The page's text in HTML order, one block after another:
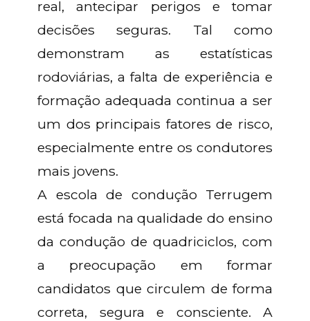
real, antecipar perigos e tomar
decisões seguras. Tal como
demonstram as estatísticas
rodoviárias, a falta de experiência e
formação adequada continua a ser
um dos principais fatores de risco,
especialmente entre os condutores
mais jovens.
A escola de condução Terrugem
está focada na qualidade do ensino
da condução de quadriciclos, com
a preocupação em formar
candidatos que circulem de forma
correta, segura e consciente. A